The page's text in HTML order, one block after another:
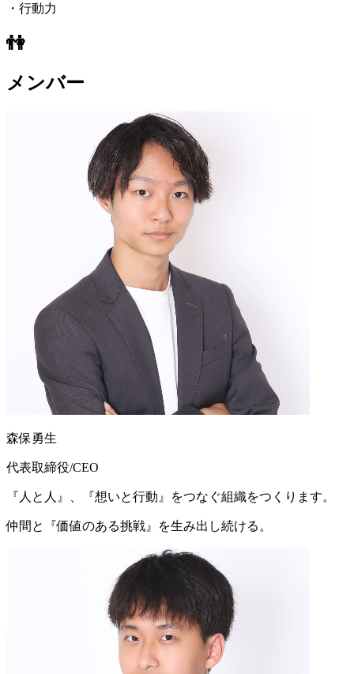
・行動力
👫
メンバー
森保勇生
代表取締役/CEO
『人と人』、『想いと行動』をつなぐ組織をつくります。
仲間と『価値のある挑戦』を生み出し続ける。